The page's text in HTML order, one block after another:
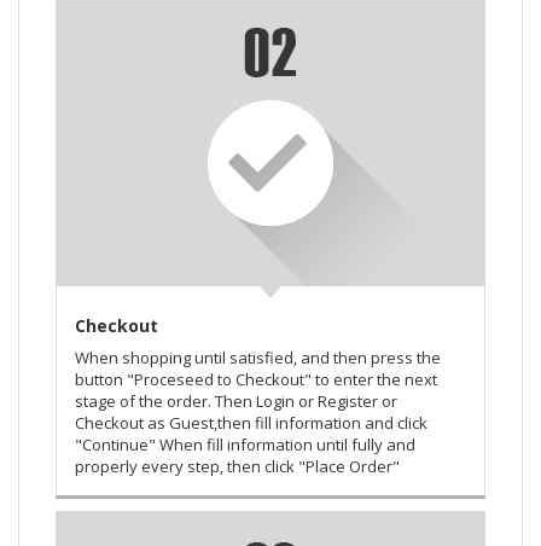
Checkout
When shopping until satisfied, and then press the
button "Proceseed to Checkout" to enter the next
stage of the order. Then Login or Register or
Checkout as Guest,then fill information and click
"Continue" When fill information until fully and
properly every step, then click "Place Order"